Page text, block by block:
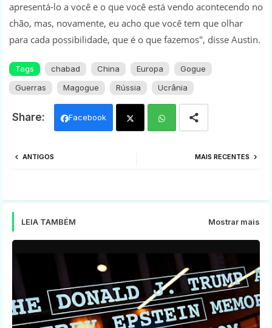
apresentá-lo a você e o que você está vendo acontecendo no
chão, mas, novamente, eu acho que você tem que olhar
para cada possibilidade, que é o que fazemos", disse Austin.
Tags chabad China Europa
Gogue
Guerras
Magogue Rússia Ucrânia
Facebook
MAIS RECENTES
ANTIGOS
LEIA TAMBÉM Mostrar mais